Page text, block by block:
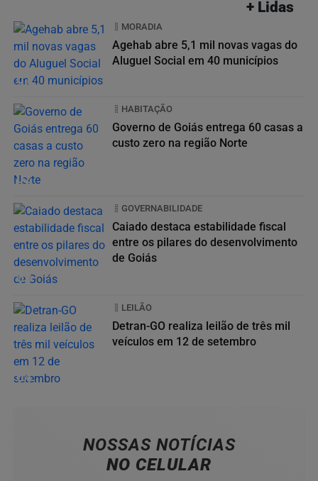
+ Lidas
01
MORADIA
Agehab abre 5,1 mil novas vagas do
Aluguel Social em 40 municípios
02
HABITAÇÃO
Governo de Goiás entrega 60 casas a
custo zero na região Norte
03
GOVERNABILIDADE
Caiado destaca estabilidade fiscal
entre os pilares do desenvolvimento
de Goiás
04
LEILÃO
Detran-GO realiza leilão de três mil
veículos em 12 de setembro
NOSSAS NOTÍCIAS
NO CELULAR